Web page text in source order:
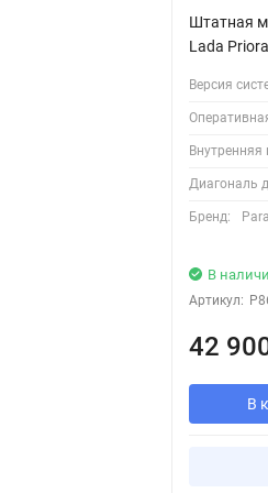
Штатная
Lada
Версия
Внутренняя
Диагональ
Бренд:
В
Артикул:
42
В